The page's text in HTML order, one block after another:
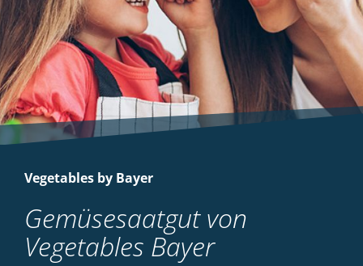
Vegetables by Bayer
Gemüsesaatgut von
Vegetables Bayer